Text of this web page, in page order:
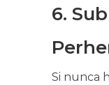
6.
Si nunca